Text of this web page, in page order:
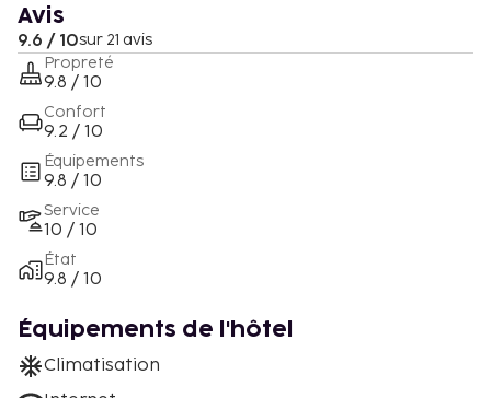
Avis
9.6 / 10sur 21 avis
Propreté
9.8 / 10
Confort
9.2 / 10
Équipements
9.8 / 10
Service
10 / 10
État
9.8 / 10
Équipements de l'hôtel
Climatisation